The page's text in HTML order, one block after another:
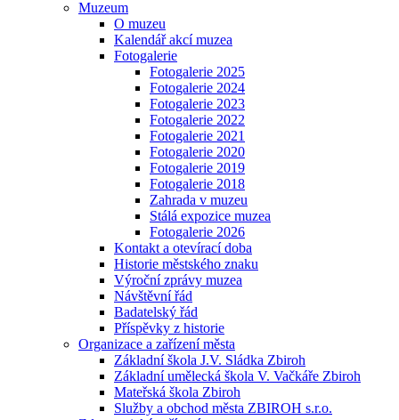
Muzeum
O muzeu
Kalendář akcí muzea
Fotogalerie
Fotogalerie 2025
Fotogalerie 2024
Fotogalerie 2023
Fotogalerie 2022
Fotogalerie 2021
Fotogalerie 2020
Fotogalerie 2019
Fotogalerie 2018
Zahrada v muzeu
Stálá expozice muzea
Fotogalerie 2026
Kontakt a otevírací doba
Historie městského znaku
Výroční zprávy muzea
Návštěvní řád
Badatelský řád
Příspěvky z historie
Organizace a zařízení města
Základní škola J.V. Sládka Zbiroh
Základní umělecká škola V. Vačkáře Zbiroh
Mateřská škola Zbiroh
Služby a obchod města ZBIROH s.r.o.